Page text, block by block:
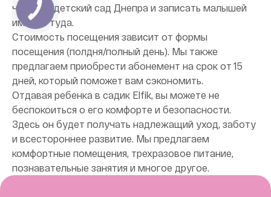
частный детский сад Днепра и записать малышей
именно туда.
Стоимость посещения зависит от формы
посещения (полдня/полный день). Мы также
предлагаем приобрести абонемент на срок от 15
дней, который поможет вам сэкономить.
Отдавая ребенка в садик Elfik, вы можете не
беспокоиться о его комфорте и безопасности.
Здесь он будет получать надлежащий уход, заботу
и всестороннее развитие. Мы предлагаем
комфортные помещения, трехразовое питание,
познавательные занятия и многое другое.